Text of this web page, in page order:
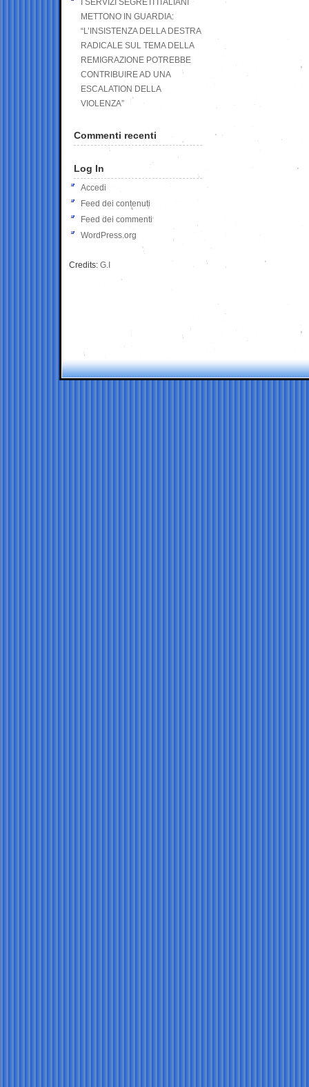
I SERVIZI SEGRETI ITALIANI
METTONO IN GUARDIA:
“L’INSISTENZA DELLA DESTRA
RADICALE SUL TEMA DELLA
REMIGRAZIONE POTREBBE
CONTRIBUIRE AD UNA
ESCALATION DELLA
VIOLENZA”
Commenti recenti
Log In
Accedi
Feed dei contenuti
Feed dei commenti
WordPress.org
Credits: G.I